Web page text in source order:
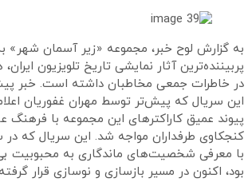
«زیر آسمان شهر» به عنوان یکی از
تاریخ تلویزیون ایران، همواره جایگاه ویژه‌ای
داشته است. خبر پیش‌تولید فصل جدید
توسط مهران غفوریان اعلام شده بود، به دلیل
این مجموعه با فرهنگ عامه، با استقبال و
مواجه شد. این سریال که در سال‌های پخش خود
ماندگاری به محبوبیت بی‌نظیری دست یافته
و نوسازی قرار گرفته است.